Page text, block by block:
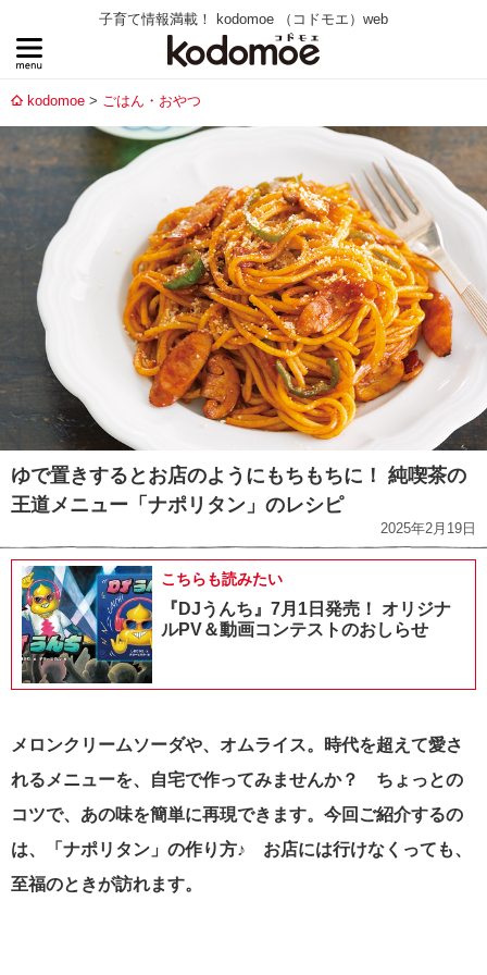
子育て情報満載！ kodomoe （コドモエ）web
kodomoe ごはん・おやつ
ゆで置きするとお店のようにもちもちに！ 純喫茶の
王道メニュー「ナポリタン」のレシピ
2025年2月19日
こちらも読みたい
『DJうんち』7月1日発売！ オリジナ
ルPV＆動画コンテストのおしらせ
メロンクリームソーダや、オムライス。時代を超えて愛さ
れるメニューを、自宅で作ってみませんか？ ちょっとの
コツで、あの味を簡単に再現できます。今回ご紹介するの
は、
「ナポリタン」の作り方♪ お店には行けなくっても、
至福のときが訪れます。